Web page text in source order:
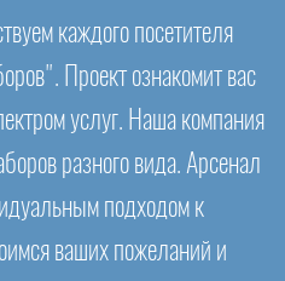
каждого посетителя
Проект ознакомит вас
услуг. Наша компания
разного вида. Арсенал
подходом к
ваших пожеланий и